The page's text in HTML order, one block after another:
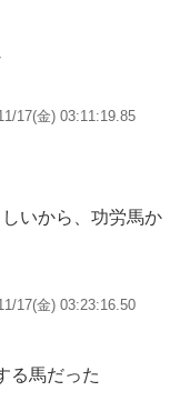
17(金) 03:11:19.85
いから、功労馬か
17(金) 03:23:16.50
る馬だった